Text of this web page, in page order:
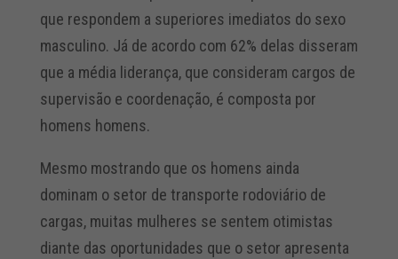
que respondem a superiores imediatos do sexo
masculino. Já de acordo com 62% delas disseram
que a média liderança, que consideram cargos de
supervisão e coordenação, é composta por
homens homens.
Mesmo mostrando que os homens ainda
dominam o setor de transporte rodoviário de
cargas, muitas mulheres se sentem otimistas
diante das oportunidades que o setor apresenta